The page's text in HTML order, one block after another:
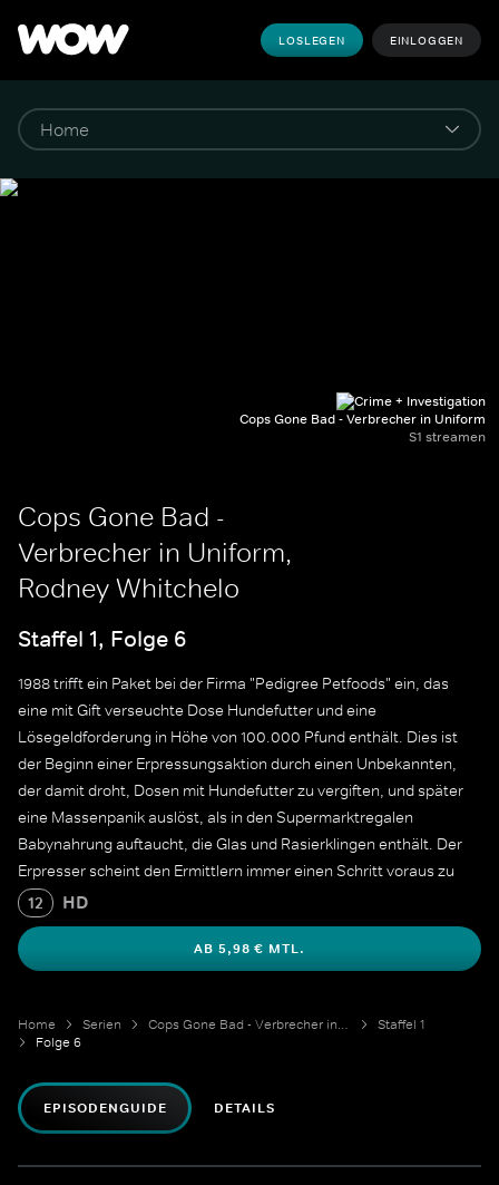
LOSLEGEN EINLOGGEN
Cops Gone Bad - Verbrecher in Uniform
S1 streamen
Cops Gone Bad -
Verbrecher in Uniform,
Rodney Whitchelo
Staffel 1, Folge 6
1988 trifft ein Paket bei der Firma "Pedigree Petfoods" ein, das
eine mit Gift verseuchte Dose Hundefutter und eine
Lösegeldforderung in Höhe von 100.000 Pfund enthält. Dies ist
der Beginn einer Erpressungsaktion durch einen Unbekannten,
der damit droht, Dosen mit Hundefutter zu vergiften, und später
eine Massenpanik auslöst, als in den Supermarktregalen
Babynahrung auftaucht, die Glas und Rasierklingen enthält. Der
Erpresser scheint den Ermittlern immer einen Schritt voraus zu
sein, und sie beginnen zu vermuten, dass sie einen Maulwurf im
Team haben könnten.
12 HD
AB 5,98 € MTL.
Home Serien Cops Gone Bad - Verbrecher in Uniform
Staffel 1
Folge 6
EPISODENGUIDE DETAILS